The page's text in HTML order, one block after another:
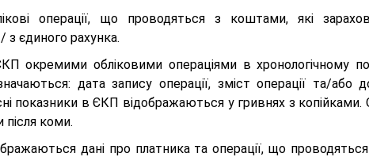
операції, що проводяться з коштами, які
з єдиного рахунка.
окремими обліковими операціями в хронологічному
дата запису операції, зміст операції та/або
показники в ЄКП відображаються у гривнях з
коми.
дані про платника та операції, що